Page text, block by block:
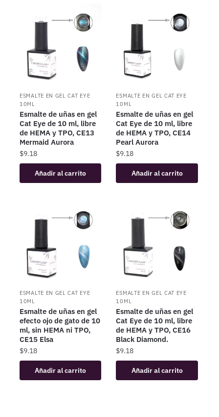
ESMALTE EN GEL CAT EYE
10ML
Esmalte de uñas en gel
Cat Eye de 10 ml, libre
de HEMA y TPO, CE13
Mermaid Aurora
$9.18
Añadir al carrito
ESMALTE EN GEL CAT EYE
10ML
Esmalte de uñas en gel
Cat Eye de 10 ml, libre
de HEMA y TPO, CE14
Pearl Aurora
$9.18
Añadir al carrito
ESMALTE EN GEL CAT EYE
10ML
Esmalte de uñas en gel
efecto ojo de gato de 10
ml, sin HEMA ni TPO,
CE15 Elsa
$9.18
Añadir al carrito
ESMALTE EN GEL CAT EYE
10ML
Esmalte de uñas en gel
Cat Eye de 10 ml, libre
de HEMA y TPO, CE16
Black Diamond.
$9.18
Añadir al carrito